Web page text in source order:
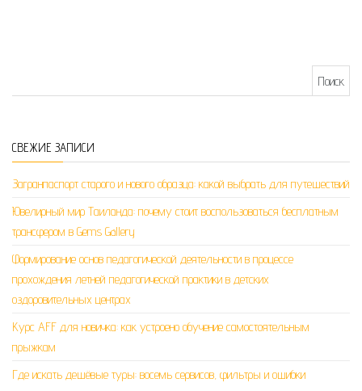
СВЕЖИЕ ЗАПИСИ
Загранпаспорт старого и нового образца: какой выбрать для путешествий
Ювелирный мир Таиланда: почему стоит воспользоваться бесплатным
трансфером в Gems Gallery
Формирование основ педагогической деятельности в процессе
прохождения летней педагогической практики в детских
оздоровительных центрах
Курс AFF для новичка: как устроено обучение самостоятельным
прыжкам
Где искать дешёвые туры: восемь сервисов, фильтры и ошибки